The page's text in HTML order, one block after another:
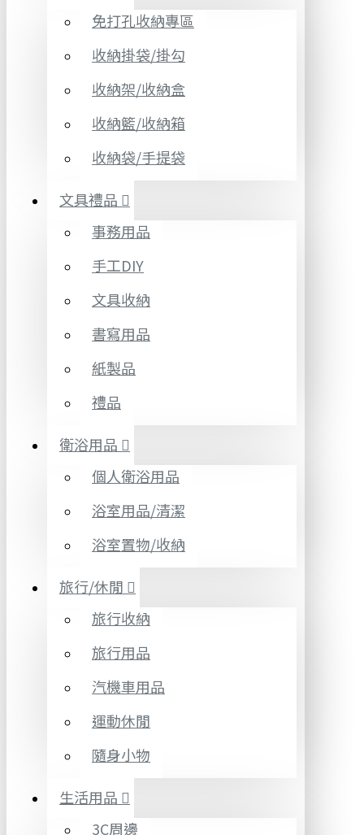
免打孔收納專區
收納掛袋/掛勾
收納架/收納盒
收納籃/收納箱
收納袋/手提袋
文具禮品
事務用品
手工DIY
文具收納
書寫用品
紙製品
禮品
衛浴用品
個人衛浴用品
浴室用品/清潔
浴室置物/收納
旅行/休閒
旅行收納
旅行用品
汽機車用品
運動休閒
隨身小物
生活用品
3C周邊